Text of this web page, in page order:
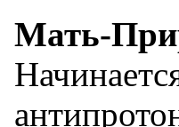
Мать-